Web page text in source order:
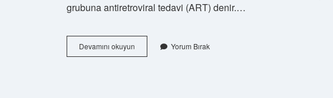
grubuna antiretroviral tedavi (ART) denir.…
Devamını okuyun
Med
Yorum Bırak